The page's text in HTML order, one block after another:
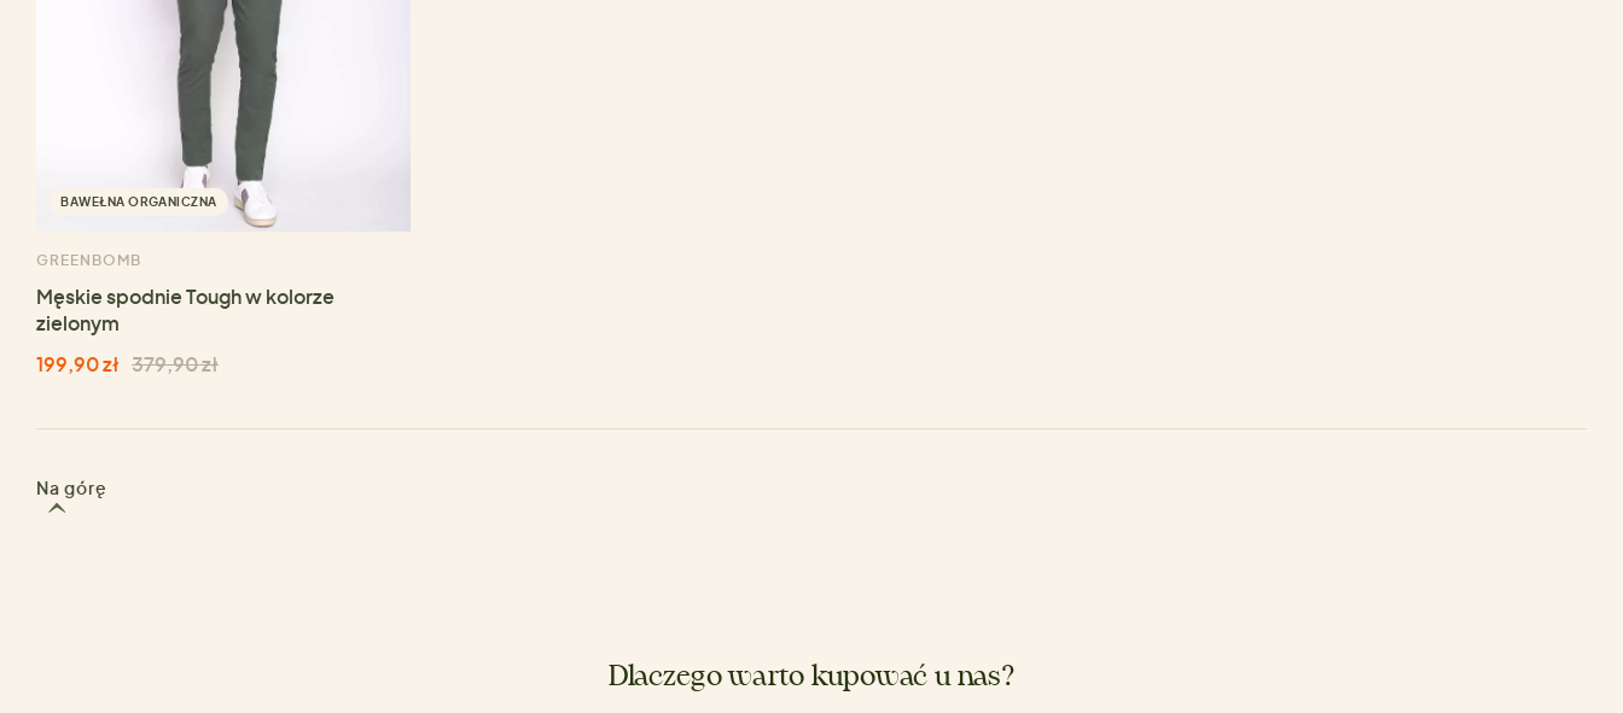
BAWEŁNA ORGANICZNA
GREENBOMB
Męskie spodnie Tough w kolorze
zielonym
199,90 zł 379,90 zł
Na górę
Dlaczego warto kupować u nas?